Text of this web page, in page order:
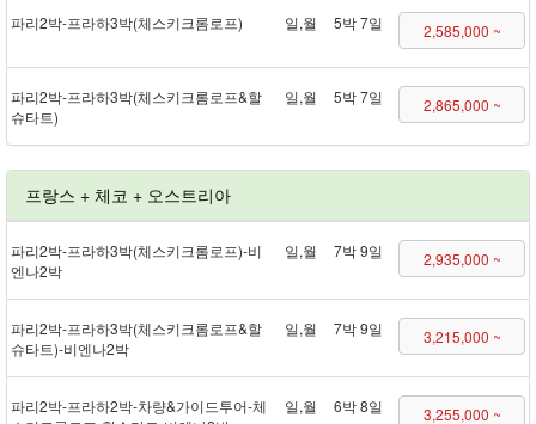
파리 2박 - 프라하 3박(체스키크롬로프) 일,월 5박 7일 2,585,000 ~
파리 2박 - 프라하 3박(체스키크롬로프&할
슈타트)
일,월 5박 7일 2,865,000 ~
프랑스 + 체코 + 오스트리아
파리 2박 - 프라하 3박(체스키크롬로프) - 비
엔나 2박
일,월 7박 9일 2,935,000 ~
파리 2박 - 프라하 3박(체스키크롬로프&할
슈타트) - 비엔나 2박
일,월 7박 9일 3,215,000 ~
파리 2박 - 프라하 2박 - 차량&가이드투어 - 체
일,월 6박 8일 3,255,000 ~